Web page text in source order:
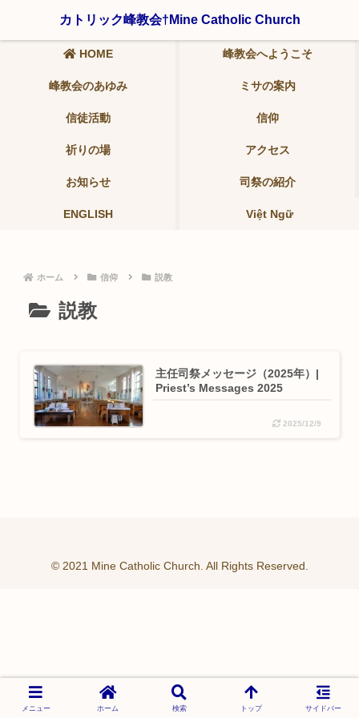
HOME 峰教会へようこそ
峰教会のあゆみ ミサの案内
信徒活動 信仰
祈りの場 アクセス
お知らせ 司祭の紹介
ENGLISH Việt Ngữ
ホーム 信仰 説教
説教
主任司祭メッセージ（2025年）|
Priest’s Messages 2025
2025/12/9
© 2021 Mine Catholic Church. All Rights Reserved.
カトリック峰教会†Mine Catholic Church
メニュー ホーム 検索 トップ サイドバー